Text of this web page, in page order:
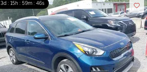
3d : 15h : 59m : 45s